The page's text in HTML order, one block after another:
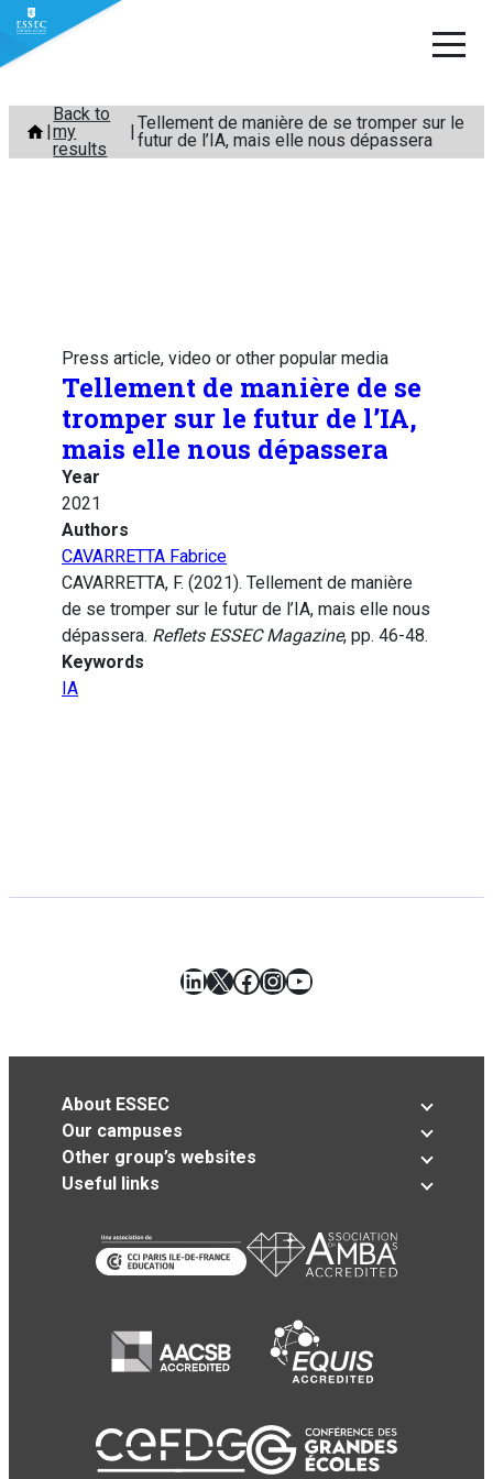
Skip
content
Back to
my
results
Tellement de manière de se tromper sur le
futur de l’IA, mais elle nous dépassera
Press article, video or other popular media
Tellement de manière de se
tromper sur le futur de l’IA,
mais elle nous dépassera
Year
2021
Authors
CAVARRETTA Fabrice
CAVARRETTA, F. (2021). Tellement de manière
de se tromper sur le futur de l’IA, mais elle nous
dépassera. Reflets ESSEC Magazine, pp. 46-48.
Keywords
IA
LinkedIn
X Facebook
Instagram
YouTube
About ESSEC
Our campuses
Other group’s websites
Useful links